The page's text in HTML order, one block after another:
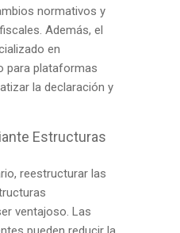
normativos y
Además, el
en
para plataformas
la declaración y
Estructuras
reestructurar las
ventajoso. Las